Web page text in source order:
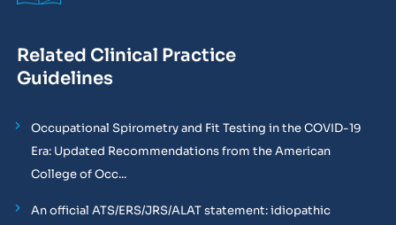
Related Clinical Practice
Guidelines
Occupational Spirometry and Fit Testing in the COVID-19
Era: Updated Recommendations from the American
College of Occ...
An official ATS/ERS/JRS/ALAT statement: idiopathic